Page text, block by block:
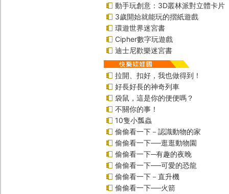
動手玩創意：3D叢林派對立體卡片
3歲開始就能玩的摺紙遊戲
環遊世界迷宮書
Cipher數字玩遊戲
迪士尼歡樂迷宮書
拉開、扣好，我也做得到！
好長好長的神奇列車
袋鼠，這是你的便便嗎？
不關你的事！
10隻小瓢蟲
偷偷看一下－認識動物的家
偷偷看一下──逛逛動物園
偷偷看一下─有趣的夜晚
偷偷看一下──可愛的恐龍
偷偷看一下－直升機
偷偷看一下──火箭